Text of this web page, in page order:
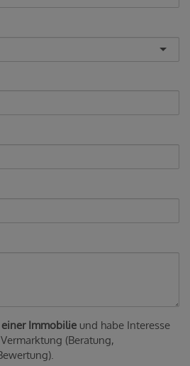
Immobilie und habe Interesse
(Beratung,